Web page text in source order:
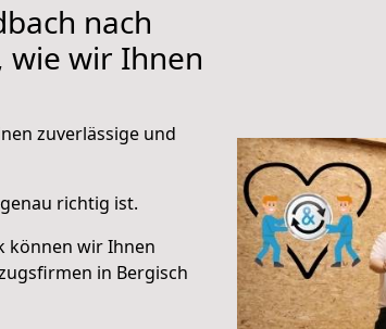
nach
wie wir Ihnen
zuverlässige und
richtig ist.
können wir Ihnen
in Bergisch